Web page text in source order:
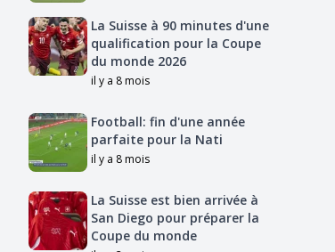
La Suisse à 90 minutes d'une
qualification pour la Coupe
du monde 2026
il y a 8 mois
Football: fin d'une année
parfaite pour la Nati
il y a 8 mois
La Suisse est bien arrivée à
San Diego pour préparer la
Coupe du monde